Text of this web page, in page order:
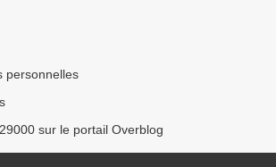
personnelles
sur le portail Overblog